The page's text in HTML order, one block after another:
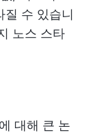
질 수 있습니
노스 스타
대해 큰 논